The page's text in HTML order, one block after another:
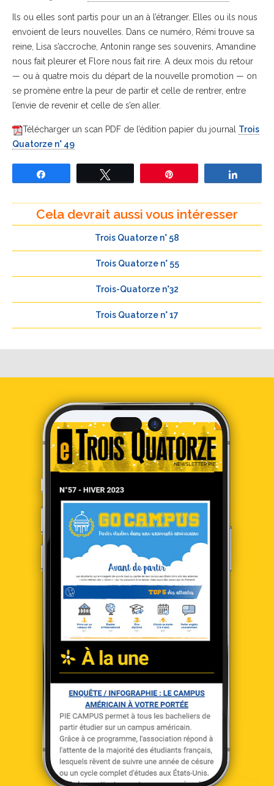
Ils ou elles sont partis pour un an à l’étranger. Elles ou ils nous
envoient de leurs nouvelles. Dans ce numéro, Rémi trouve sa
reine, Lisa s’accroche, Antonin range ses souvenirs, Amandine
nous fait pleurer et Flore nous fait rire. A deux mois du retour
— ou à quatre mois du départ de la nouvelle promotion — on
se promène entre la peur de partir et celle de rentrer, entre
l’envie de revenir et celle de s’en aller.
Télécharger un scan PDF de l’édition papier du journal Trois
Quatorze n° 49
Cela devrait aussi vous intéresser
Trois Quatorze n° 58
Trois Quatorze n° 55
Trois-Quatorze n°32
Trois Quatorze n° 17